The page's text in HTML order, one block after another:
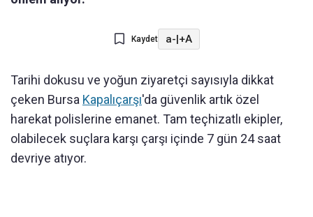
Kaydet a-|+A
Tarihi dokusu ve yoğun ziyaretçi sayısıyla dikkat
çeken Bursa Kapalıçarşı'da güvenlik artık özel
harekat polislerine emanet. Tam teçhizatlı ekipler,
olabilecek suçlara karşı çarşı içinde 7 gün 24 saat
devriye atıyor.